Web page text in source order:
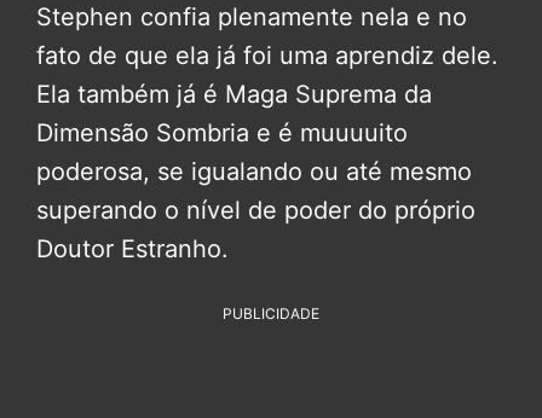
Stephen confia plenamente nela e no
fato de que ela já foi uma aprendiz dele.
Ela também já é Maga Suprema da
Dimensão Sombria e é muuuuito
poderosa, se igualando ou até mesmo
superando o nível de poder do próprio
Doutor Estranho.
PUBLICIDADE